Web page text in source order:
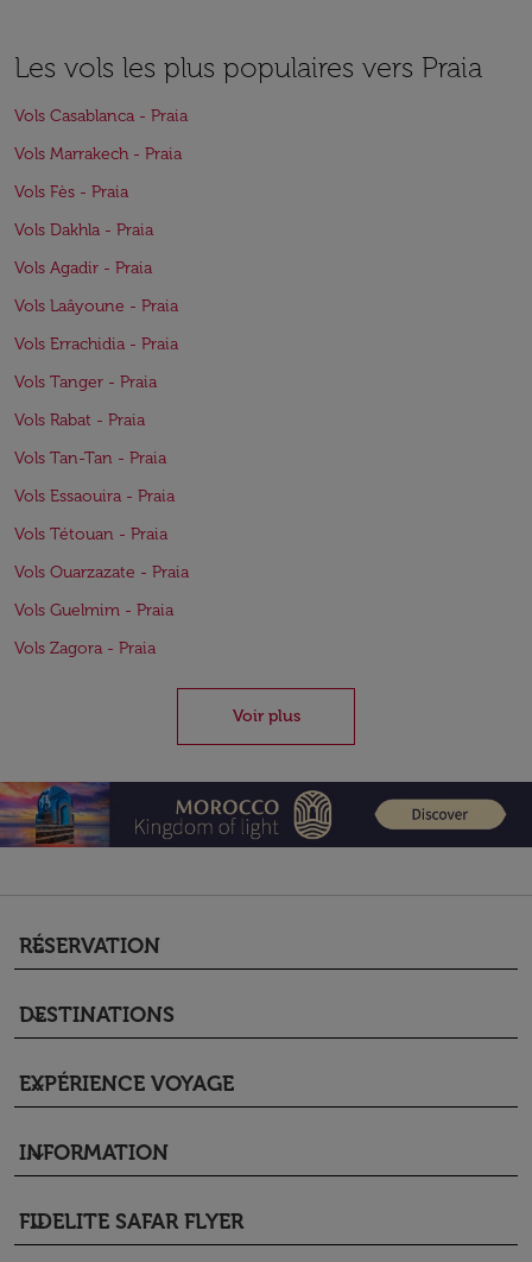
Les vols les plus populaires vers Praia
Vols Casablanca - Praia
Vols Marrakech - Praia
Vols Fès - Praia
Vols Dakhla - Praia
Vols Agadir - Praia
Vols Laâyoune - Praia
Vols Errachidia - Praia
Vols Tanger - Praia
Vols Rabat - Praia
Vols Tan-Tan - Praia
Vols Essaouira - Praia
Vols Tétouan - Praia
Vols Ouarzazate - Praia
Vols Guelmim - Praia
Vols Zagora - Praia
Voir plus
RÉSERVATION
keyboard_arrow_down
DESTINATIONS
keyboard_arrow_down
EXPÉRIENCE VOYAGE
keyboard_arrow_down
INFORMATION
keyboard_arrow_down
FIDELITE SAFAR FLYER
keyboard_arrow_down